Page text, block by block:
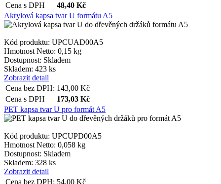
Cena s DPH
48,40 Kč
Akrylová kapsa tvar U formátu A5
Kód produktu: UPCUAD00A5
Hmotnost Netto: 0,15 kg
Dostupnost: Skladem
Skladem: 423 ks
Zobrazit detail
Cena bez DPH: 143,00 Kč
Cena s DPH
173,03 Kč
PET kapsa tvar U pro formát A5
Kód produktu: UPCUPD00A5
Hmotnost Netto: 0,058 kg
Dostupnost: Skladem
Skladem: 328 ks
Zobrazit detail
Cena bez DPH: 54,00 Kč